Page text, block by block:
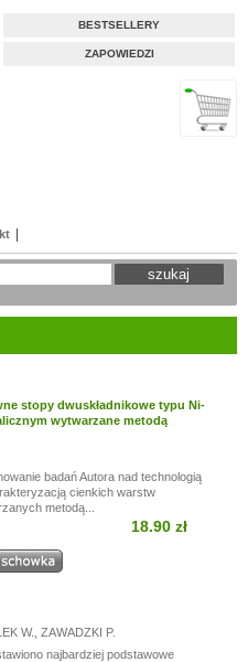
BESTSELLERY
ZAPOWIEDZI
stopy dwuskładnikowe typu Ni-
wytwarzane metodą
badań Autora nad technologią
cienkich warstw
metodą...
18.90 zł
W. ZAWADZKI P.
najbardziej podstawowe